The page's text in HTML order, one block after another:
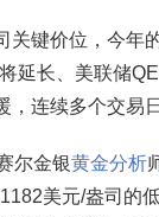
关键价位，今年
延长、美联储
连续多个交易
尔金银黄金分析
美元/盎司的